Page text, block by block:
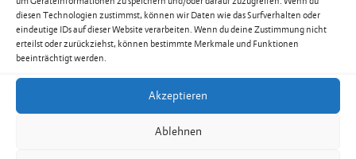
diesen Technologien zustimmst, können wir Daten wie das Surfverhalten oder
eindeutige IDs auf dieser Website verarbeiten. Wenn du deine Zustimmung nicht
erteilst oder zurückziehst, können bestimmte Merkmale und Funktionen
beeinträchtigt werden.
Akzeptieren
Ablehnen
Zur Übersicht der Downloads
Gemeinde Eschen-Nendeln
St. Martins-Ring 2, 9492 Eschen
Fürstentum Liechtenstein
verwaltung@eschen.li